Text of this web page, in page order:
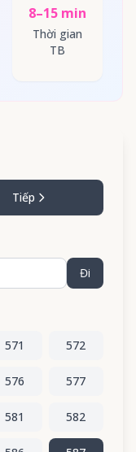
8–15 min
Thời gian
TB
Tiếp
Đi
571 572
576 577
581 582